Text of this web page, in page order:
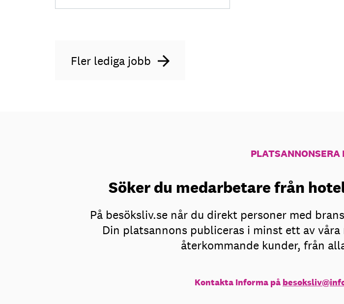
Fler lediga jobb
PLATSANNONSERA
Söker du medarbetare från
På besöksliv.se når du direkt personer med
Din platsannons publiceras i minst ett av
återkommande kunder, från
Kontakta Informa på